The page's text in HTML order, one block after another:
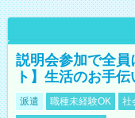
説明会参加で全
ト】生活のお手伝
派遣 職種未経験OK 社